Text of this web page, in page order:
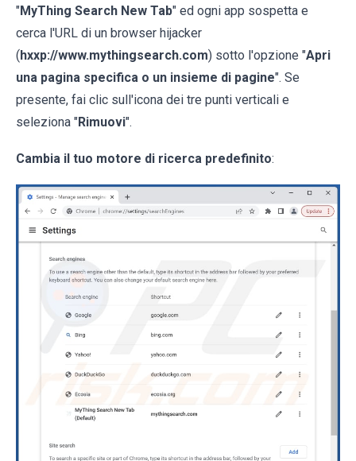
"MyThing Search New Tab" ed ogni app sospetta e
cerca l'URL di un browser hijacker
( hxxp://www.mythingsearch.com) sotto l'opzione "Apri
una pagina specifica o un insieme di pagine". Se
presente, fai clic sull'icona dei tre punti verticali e
seleziona "Rimuovi".
Cambia il tuo motore di ricerca predefinito: